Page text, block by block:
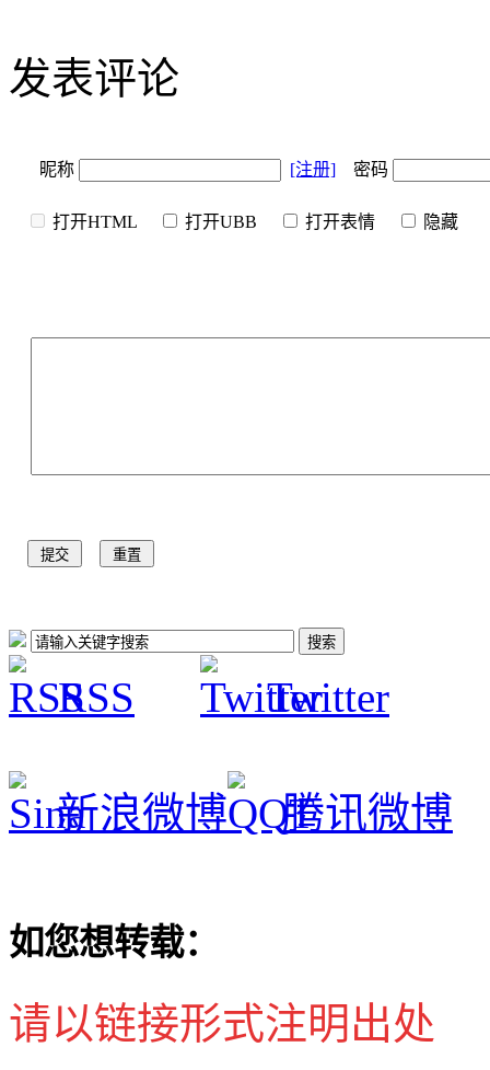
发表评论
昵称 [注册] 密码
打开HTML 打开UBB 打开表情 隐
RSS Twitter
新浪微博 腾讯微博
如您想转载：
请以链接形式注明出处